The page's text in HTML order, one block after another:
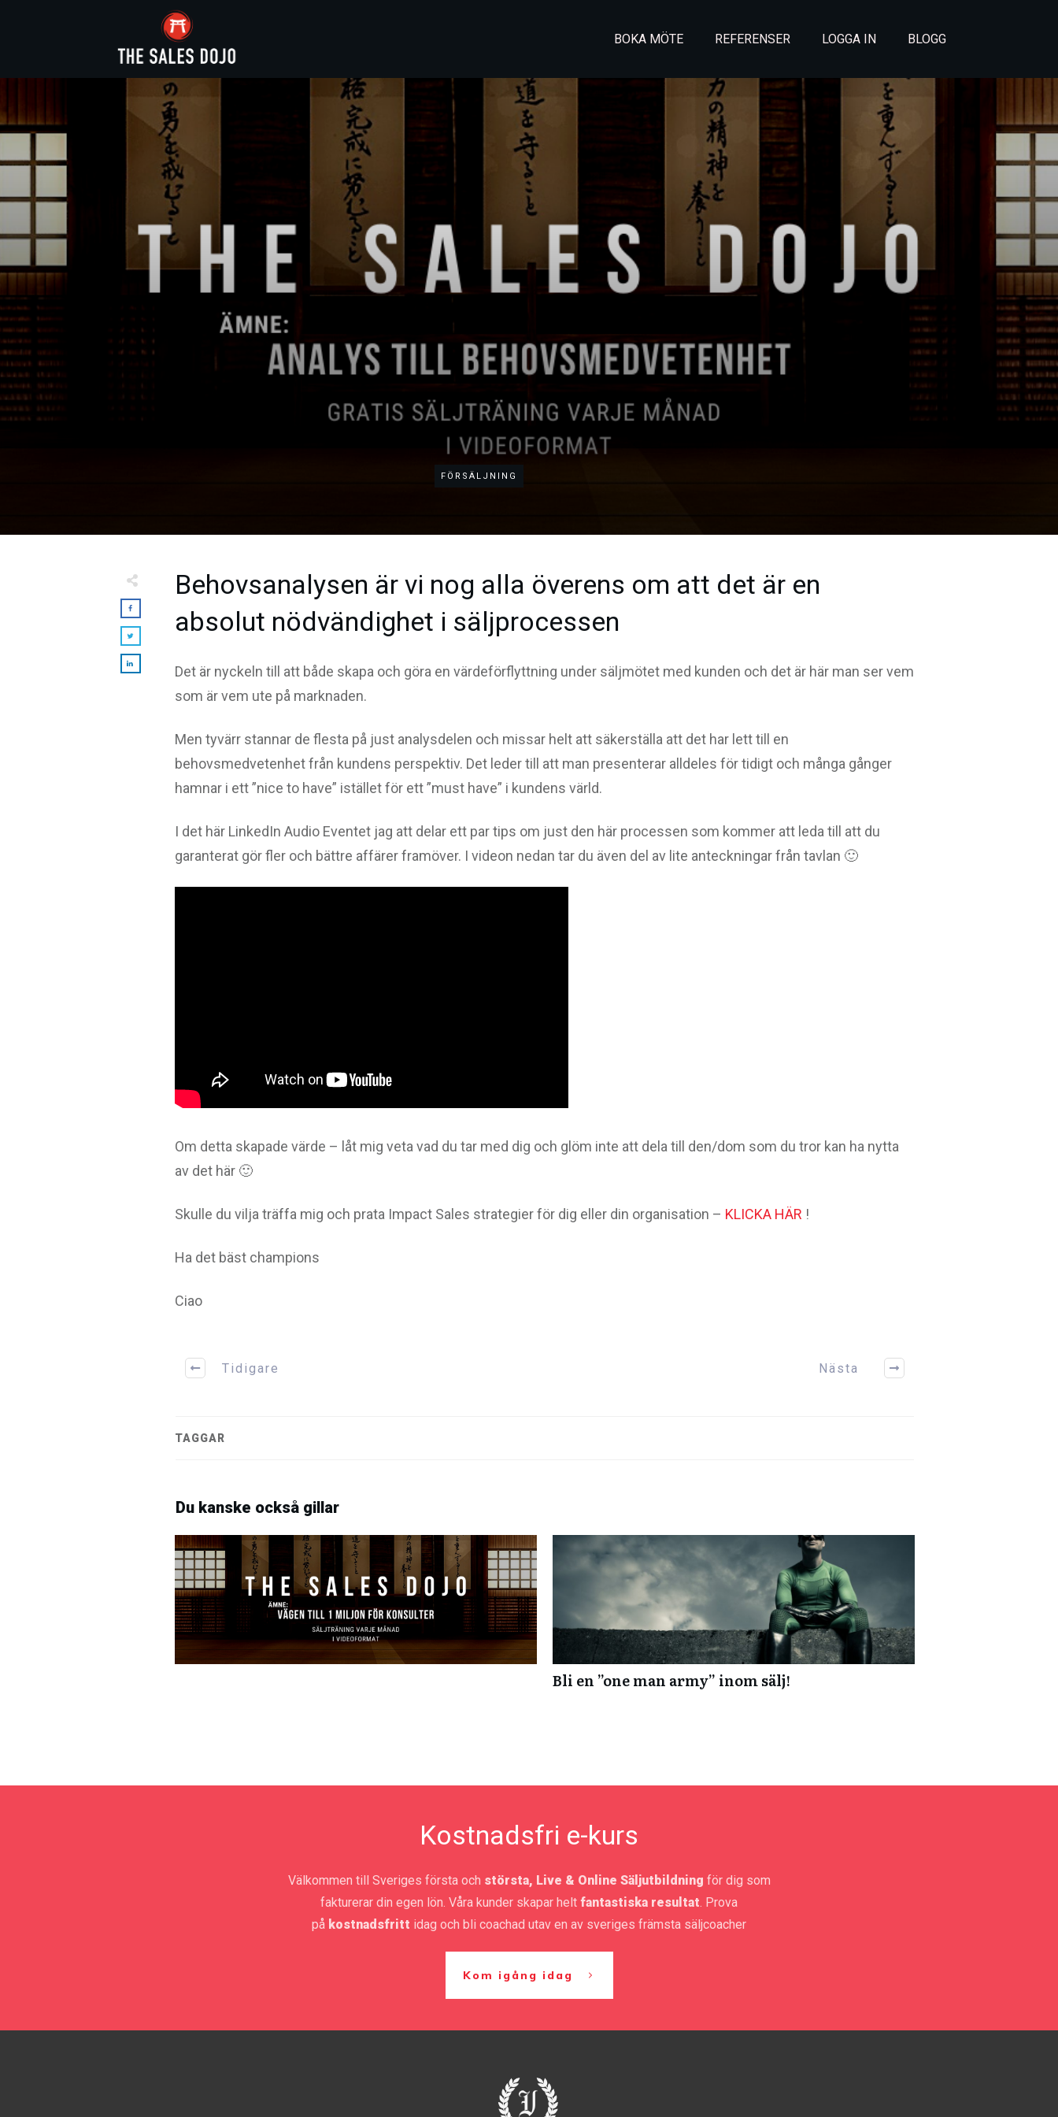
BOKA MÖTE REFERENSER LOGGA IN BLOGG
FÖRSÄLJNING
Behovsanalysen är vi nog alla överens om att det är en
absolut nödvändighet i säljprocessen
Det är nyckeln till att både skapa och göra en värdeförflyttning under säljmötet med kunden och det är här man ser vem
som är vem ute på marknaden.
Men tyvärr stannar de flesta på just analysdelen och missar helt att säkerställa att det har lett till en
behovsmedvetenhet från kundens perspektiv. Det leder till att man presenterar alldeles för tidigt och många gånger
hamnar i ett ”nice to have” istället för ett ”must have” i kundens värld.
I det här LinkedIn Audio Eventet jag att delar ett par tips om just den här processen som kommer att leda till att du
garanterat gör fler och bättre affärer framöver. I videon nedan tar du även del av lite anteckningar från tavlan 🙂
Om detta skapade värde – låt mig veta vad du tar med dig och glöm inte att dela till den/dom som du tror kan ha nytta
av det här 🙂
Skulle du vilja träffa mig och prata Impact Sales strategier för dig eller din organisation – KLICKA HÄR !
Ha det bäst champions
Ciao
Tidigare Nästa
TAGGAR
Du kanske också gillar
Bli en ”one man army”​ inom sälj!
Kostnadsfri e-kurs
Välkommen till Sveriges första och största, Live & Online Säljutbildning för dig som
fakturerar din egen lön. Våra kunder skapar helt fantastiska resultat. Prova
på kostnadsfritt idag och bli coachad utav en av sveriges främsta säljcoacher
Kom igång idag